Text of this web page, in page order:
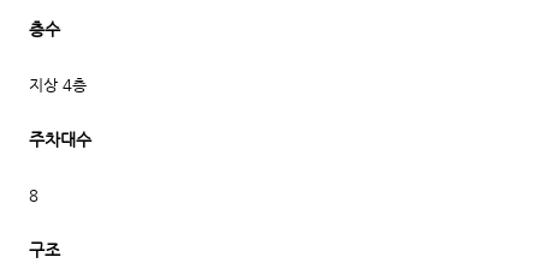
층수
지상 4층
주차대수
8
구조